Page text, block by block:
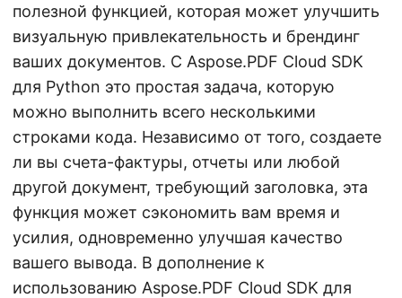
полезной функцией, которая может улучшить
визуальную привлекательность и брендинг
ваших документов. С Aspose.PDF Cloud SDK
для Python это простая задача, которую
можно выполнить всего несколькими
строками кода. Независимо от того, создаете
ли вы счета-фактуры, отчеты или любой
другой документ, требующий заголовка, эта
функция может сэкономить вам время и
усилия, одновременно улучшая качество
вашего вывода. В дополнение к
использованию Aspose.PDF Cloud SDK для